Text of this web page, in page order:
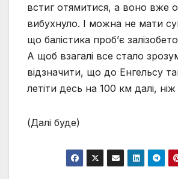
встиг отямитися, а воно вже
вибухнуло. І можна не мати
що балістика пробʼє
А щоб взагалі все стало
відзначити, що до Енгельсу
летіти десь на 100 км далі,
(Далі буде)